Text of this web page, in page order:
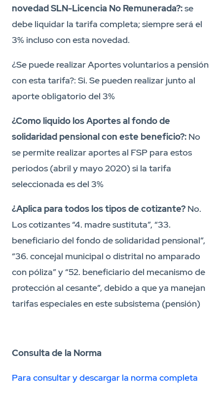
novedad SLN-Licencia No Remunerada?:se
debe liquidar la tarifa completa; siempre será el
3% incluso con esta novedad.
¿Se puede realizar Aportes voluntarios a pensión
con esta tarifa?: Si. Se pueden realizar junto al
aporte obligatorio del 3%
¿Como liquido los Aportes al fondo de
solidaridad pensional con este beneficio?: No
se permite realizar aportes al FSP para estos
periodos (abril y mayo 2020) si la tarifa
seleccionada es del 3%
¿Aplica para todos los tipos de cotizante? No.
Los cotizantes “4. madre sustituta”, “33.
beneficiario del fondo de solidaridad pensional”,
“36. concejal municipal o distrital no amparado
con póliza” y “52. beneficiario del mecanismo de
protección al cesante”, debido a que ya manejan
tarifas especiales en este subsistema (pensión)
Consulta de la Norma
Para consultar y descargar la norma completa